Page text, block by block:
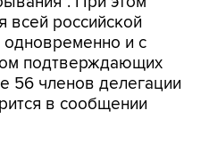
всей российской
одновременно и с
подтверждающих
56 членов делегации
в сообщении